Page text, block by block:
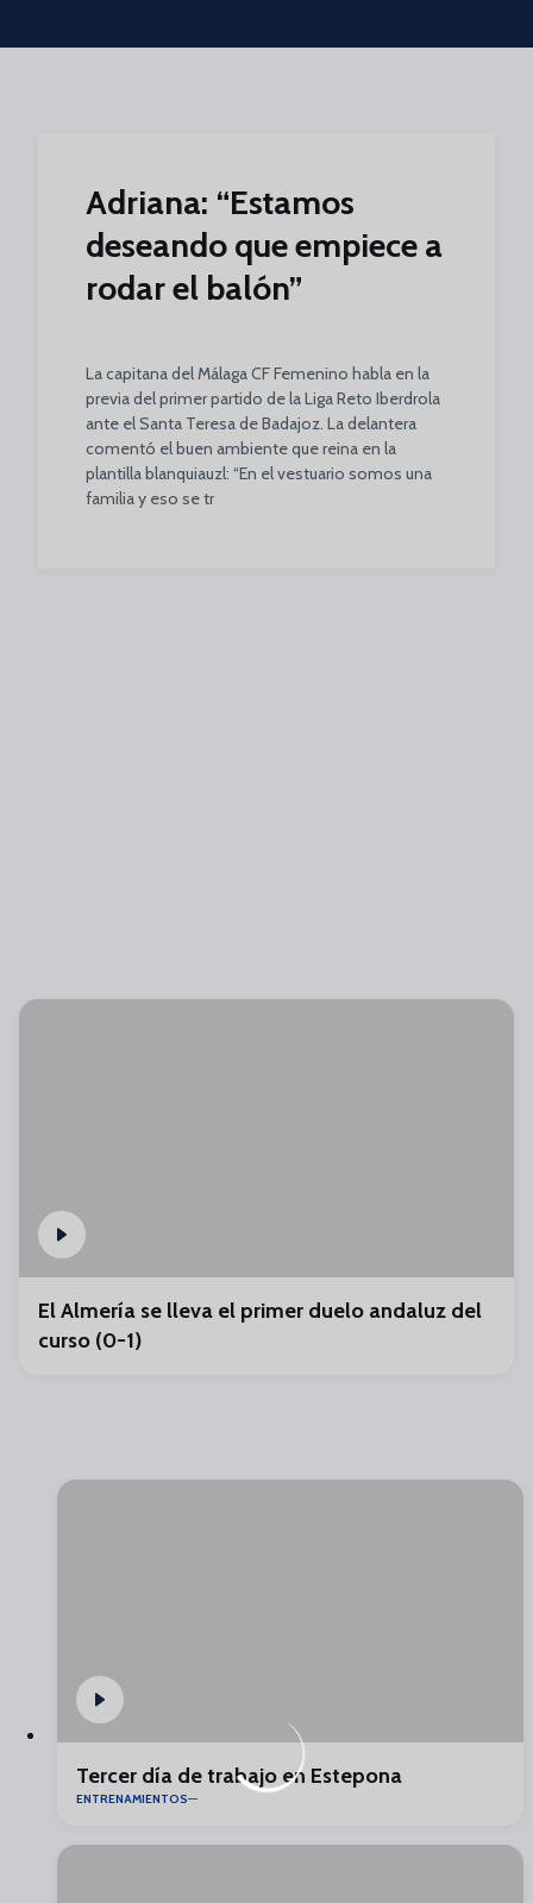
Skip to main content
Adriana: “Estamos
deseando que empiece a
rodar el balón”
La capitana del Málaga CF Femenino habla en la
previa del primer partido de la Liga Reto Iberdrola
ante el Santa Teresa de Badajoz. La delantera
comentó el buen ambiente que reina en la
plantilla blanquiauzl: “En el vestuario somos una
familia y eso se tr
El Almería se lleva el primer duelo andaluz del
curso (0-1)
Tercer día de trabajo en Estepona
ENTRENAMIENTOS